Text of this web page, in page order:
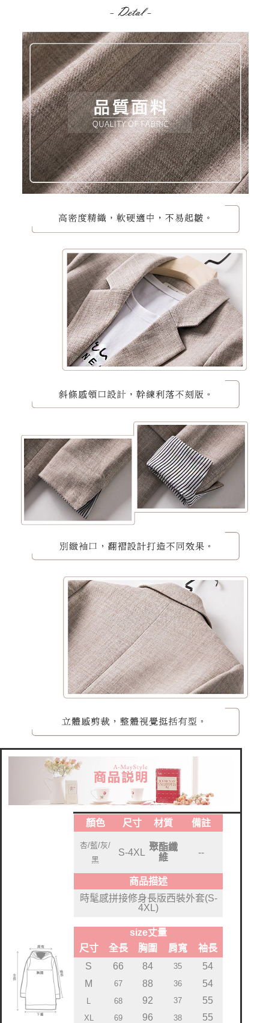
顏色 尺寸 材質 備註
杏/藍/灰/
黑
S-4XL
聚酯纖
維
--
商品描述
時髦感拼接修身長版西裝外套(S-
4XL)
size丈量
尺寸
全長 胸圍 肩寬
袖長
S
66 84 35
54
M
67 88 36 54
68 92 37 55
XL 69 96 38
55